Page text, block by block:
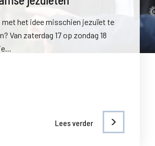
met het idee misschien jezuïet te
Van zaterdag 17 op zondag 18
Lees verder